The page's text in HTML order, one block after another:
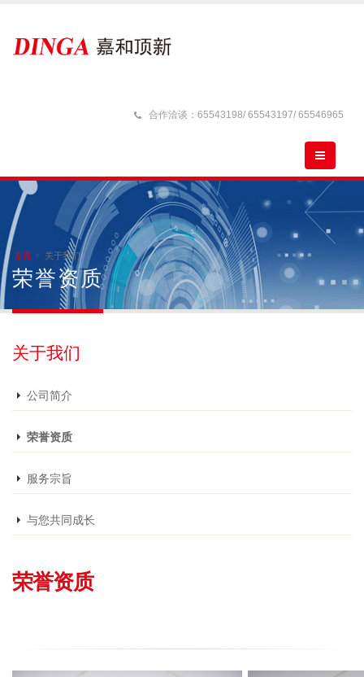
合作洽谈：65543198/ 65543197/ 65546965
首页 关于我们
荣誉资质
关于我们
公司简介
荣誉资质
服务宗旨
与您共同成长
荣誉资质